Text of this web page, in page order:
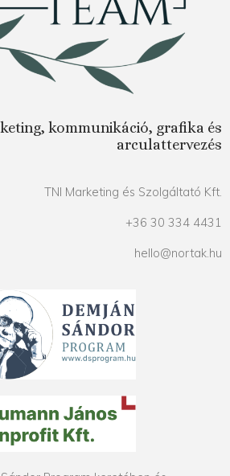
kommunikáció, grafika és
arculattervezés
TNI Marketing és Szolgáltató Kft.
+36 30 334 4431
hello@nortak.hu